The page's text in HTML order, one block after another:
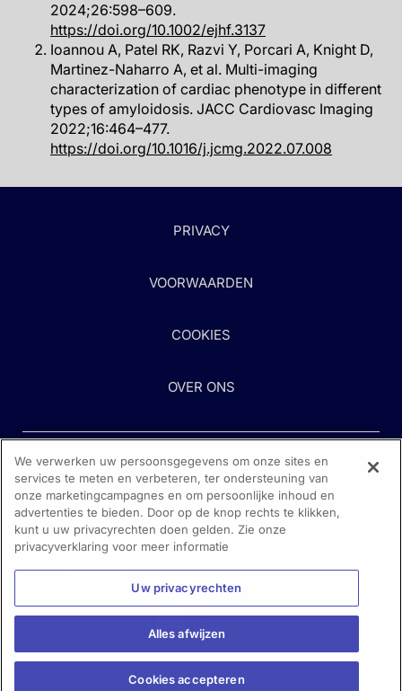
2024;26:598–609.
https://doi.org/10.1002/ejhf.3137
Ioannou A, Patel RK, Razvi Y, Porcari A, Knight D,
Martinez-Naharro A, et al. Multi-imaging
characterization of cardiac phenotype in different
types of amyloidosis. JACC Cardiovasc Imaging
2022;16:464–477.
https://doi.org/10.1016/j.jcmg.2022.07.008
PRIVACY
VOORWAARDEN
COOKIES
OVER ONS
Heeft u hulp nodig?
Neem contact met ons op
We verwerken uw persoonsgegevens om onze sites en
services te meten en verbeteren, ter ondersteuning van
onze marketingcampagnes en om persoonlijke inhoud en
advertenties te bieden. Door op de knop rechts te klikken,
kunt u uw privacyrechten doen gelden. Zie onze
privacyverklaring voor meer informatie
Uw privacyrechten
Alles afwijzen
Cookies accepteren